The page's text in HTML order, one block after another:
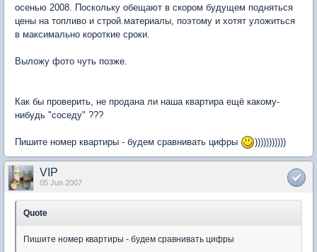
осенью 2008. Поскольку обещают в скором будущем подняться
цены на топливо и строй.материалы, поэтому и хотят уложиться
в максимально короткие сроки.
Выложу фото чуть позже.
Как бы проверить, не продана ли наша квартира ещё какому-
нибудь "соседу" ???
Пишите номер квартиры - будем сравнивать цифры )))))))))))
VIP
05 Jun 2007
Quote
Пишите номер квартиры - будем сравнивать цифры